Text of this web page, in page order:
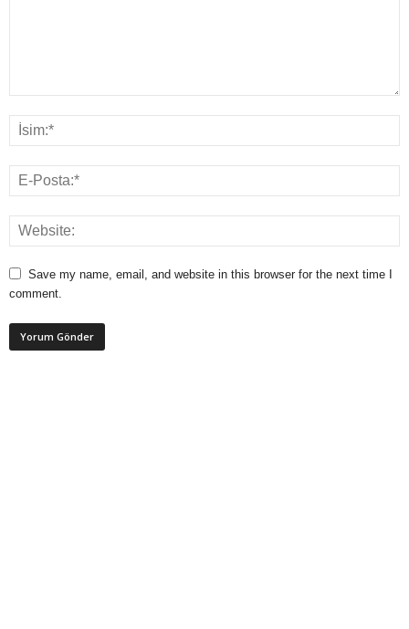
Save my name, email, and website in this browser for the next time I
comment.